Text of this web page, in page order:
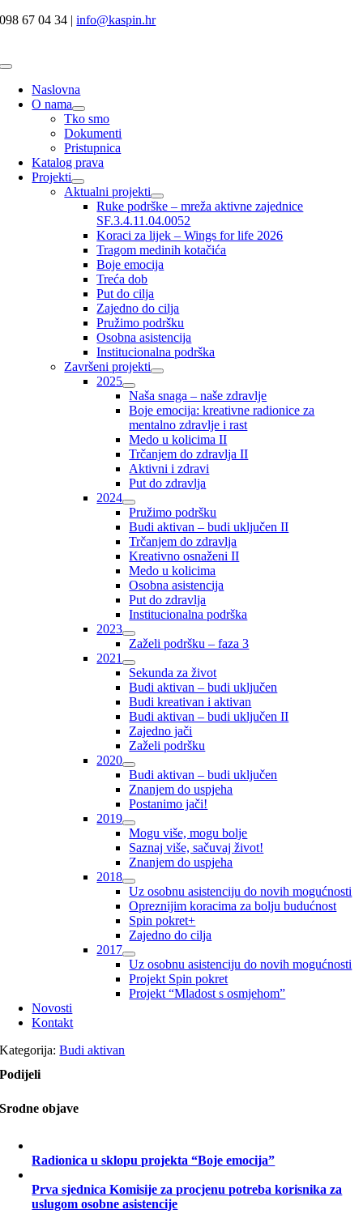
Skip
098 67 04 34 |info@kaspin.hr
Toggle
NavigationNaslovna
O nama
Tko smo
Dokumenti
Pristupnica
Katalog prava
Projekti
Aktualni projekti
Ruke podrške – mreža aktivne zajednice
SF.3.4.11.04.0052
Koraci za lijek – Wings for life 2026
Tragom medinih kotačića
Boje emocija
Treća dob
Put do cilja
Zajedno do cilja
Pružimo podršku
Osobna asistencija
Institucionalna podrška
Završeni projekti
2025
Naša snaga – naše zdravlje
Boje emocija: kreativne radionice za
mentalno zdravlje i rast
Medo u kolicima II
Trčanjem do zdravlja II
Aktivni i zdravi
Put do zdravlja
2024
Pružimo podršku
Budi aktivan – budi uključen II
Trčanjem do zdravlja
Kreativno osnaženi II
Medo u kolicima
Osobna asistencija
Put do zdravlja
Institucionalna podrška
2023
Zaželi podršku – faza 3
2021
Sekunda za život
Budi aktivan – budi uključen
Budi kreativan i aktivan
Budi aktivan – budi uključen II
Zajedno jači
Zaželi podršku
2020
Budi aktivan – budi uključen
Znanjem do uspjeha
Postanimo jači!
2019
Mogu više, mogu bolje
Saznaj više, sačuvaj život!
Znanjem do uspjeha
2018
Uz osobnu asistenciju do novih mogućnosti
Opreznijim koracima za bolju budućnost
Spin pokret+
Zajedno do cilja
2017
Uz osobnu asistenciju do novih mogućnosti
Projekt Spin pokret
Projekt “Mladost s osmjehom”
Novosti
Kontakt
Kategorija:Budi aktivan
Podijeli
Srodne objave
Radionica u sklopu projekta “Boje emocija”
Prva sjednica Komisije za procjenu potreba korisnika za
uslugom osobne asistencije